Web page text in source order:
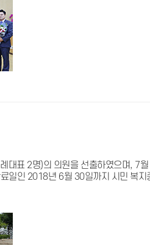
대표 2명)의 의원을 선출하였으며, 7
일인 2018년 6월 30일까지 시민 복지